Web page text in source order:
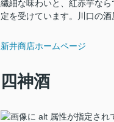
繊細な味わいと、紅赤芋な
定を受けています。川口の酒
新井商店ホームページ
四神酒